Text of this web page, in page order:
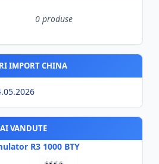
0 produse
IMPORT CHINA
VANDUTE
R3 1000 BTY